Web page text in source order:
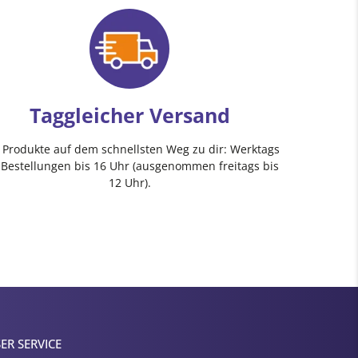
Taggleicher Versand
auf dem schnellsten Weg zu dir: Werktags
bis 16 Uhr (ausgenommen freitags bis
12 Uhr).
SERVICE